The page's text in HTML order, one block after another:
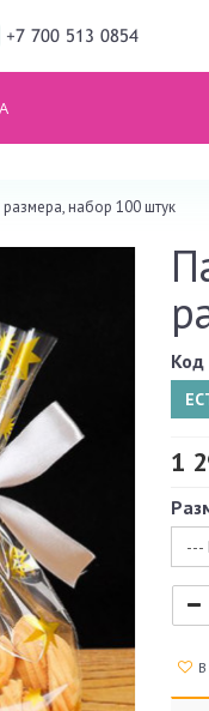
+7 700 513 0854
набор 100 штук
Код
1
---